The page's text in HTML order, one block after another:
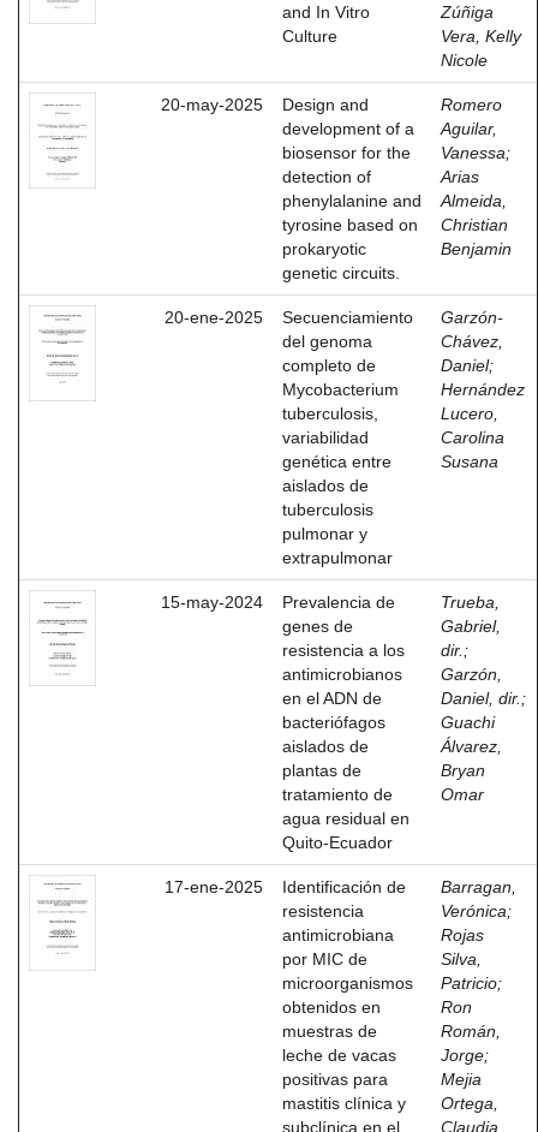
and In Vitro
Culture
Zúñiga
Vera, Kelly
Nicole
20-may-2025
Design and
development of a
biosensor for the
detection of
phenylalanine and
tyrosine based on
prokaryotic
genetic circuits.
Romero
Aguilar,
Vanessa;
Arias
Almeida,
Christian
Benjamin
20-ene-2025
Secuenciamiento
del genoma
completo de
Mycobacterium
tuberculosis,
variabilidad
genética entre
aislados de
tuberculosis
pulmonar y
extrapulmonar
Garzón-
Chávez,
Daniel;
Hernández
Lucero,
Carolina
Susana
15-may-2024
Prevalencia de
genes de
resistencia a los
antimicrobianos
en el ADN de
bacteriófagos
aislados de
plantas de
tratamiento de
agua residual en
Quito-Ecuador
Trueba,
Gabriel,
dir. ;
Garzón,
Daniel, dir. ;
Guachi
Álvarez,
Bryan
Omar
17-ene-2025
Identificación de
resistencia
antimicrobiana
por MIC de
microorganismos
obtenidos en
muestras de
leche de vacas
positivas para
mastitis clínica y
subclínica en el
Barragan,
Verónica;
Rojas
Silva,
Patricio;
Ron
Román,
Jorge;
Mejia
Ortega,
Claudia